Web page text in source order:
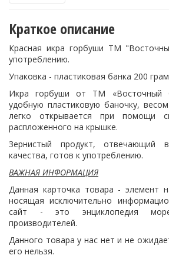
Краткое описание
Красная икра горбуши ТМ
употреблению.
Упаковка - пластиковая банка 200
Икра горбуши от ТМ «Восточный
удобную пластиковую баночку,
легко открывается при помощи
распложенного на крышке.
Зернистый продукт, отвечающий
качества, готов к употреблению.
ВАЖНАЯ ИНФОРМАЦИЯ
Данная карточка товара - элемент
носящая исключительно
сайт - это энциклопедия
производителей.
Данного товара у нас нет и не
его нельзя.